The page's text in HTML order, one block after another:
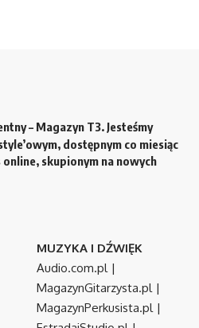
– Magazyn T3. Jesteśmy
dostępnym co miesiąc
online, skupionym na nowych
MUZYKA I DŹWIĘK
Audio.com.pl |
MagazynGitarzysta.pl |
MagazynPerkusista.pl |